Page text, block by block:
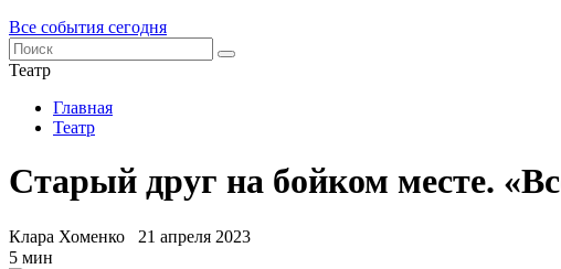
Все события сегодня
Театр
Главная
Театр
Старый друг на бойком месте.
Клара Хоменко
21 апреля 2023
5 мин